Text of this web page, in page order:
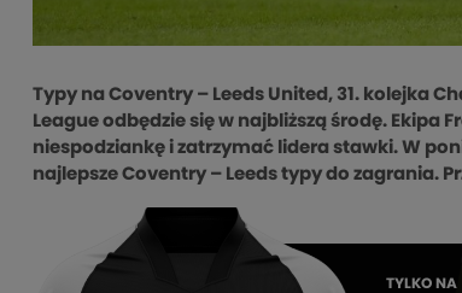
Typy na Coventry – Leeds United, 31. kolejka
League odbędzie się w najbliższą środę.
niespodziankę i zatrzymać lidera stawki. W
najlepsze Coventry – Leeds typy do zagrania.
TYLKO NA